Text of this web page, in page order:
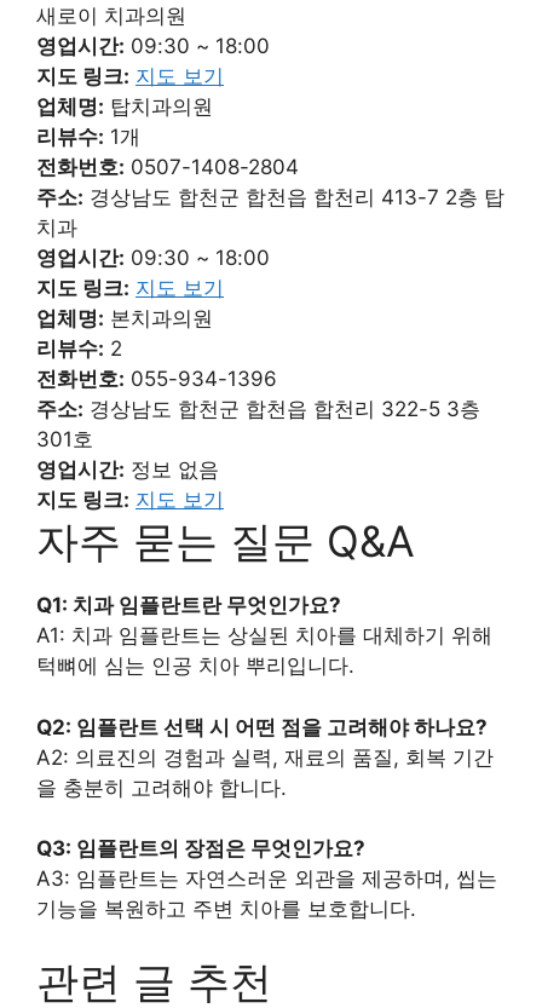
새로이 치과의원
영업시간: 09:30 ~ 18:00
지도 링크: 지도 보기
업체명: 탑치과의원
리뷰수: 1개
전화번호: 0507-1408-2804
주소: 경상남도 합천군 합천읍 합천리 413-7 2층 탑
치과
영업시간: 09:30 ~ 18:00
지도 링크: 지도 보기
업체명: 본치과의원
리뷰수: 2
전화번호: 055-934-1396
주소: 경상남도 합천군 합천읍 합천리 322-5 3층
301호
영업시간: 정보 없음
지도 링크: 지도 보기
자주 묻는 질문 Q&A
Q1: 치과 임플란트란 무엇인가요?
A1: 치과 임플란트는 상실된 치아를 대체하기 위해
턱뼈에 심는 인공 치아 뿌리입니다.
Q2: 임플란트 선택 시 어떤 점을 고려해야 하나요?
A2: 의료진의 경험과 실력, 재료의 품질, 회복 기간
을 충분히 고려해야 합니다.
Q3: 임플란트의 장점은 무엇인가요?
A3: 임플란트는 자연스러운 외관을 제공하며, 씹는
기능을 복원하고 주변 치아를 보호합니다.
관련 글 추천